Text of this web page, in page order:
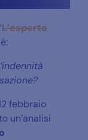
L’esperto
febbraio
un’analisi